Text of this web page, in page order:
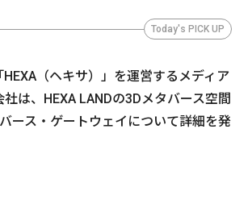
Today's PICK UP
（ヘキサ）」を運営するメディア
は、HEXA LANDの3Dメタバース空間
ース・ゲートウェイについて詳細を発